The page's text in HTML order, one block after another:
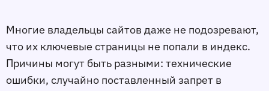
Многие владельцы сайтов даже не подозревают,
что их ключевые страницы не попали в индекс.
Причины могут быть разными: технические
ошибки, случайно поставленный запрет в